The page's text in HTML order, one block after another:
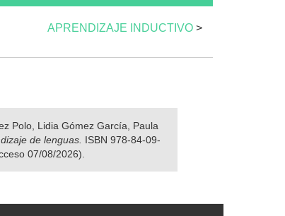
APRENDIZAJE INDUCTIVO >
Polo, Lidia Gómez García, Paula
de lenguas. ISBN 978-84-09-
07/08/2026).